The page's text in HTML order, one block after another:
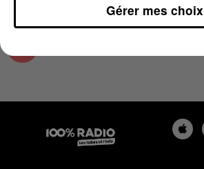
Gérer mes choix